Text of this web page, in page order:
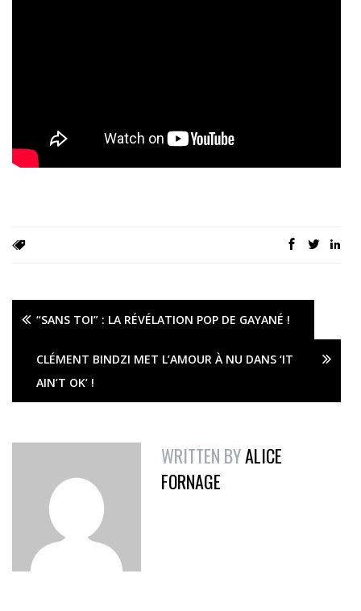
“SANS TOI” : LA RÉVÉLATION POP DE GAYANÉ !
CLÉMENT BINDZI MET L’AMOUR À NU DANS ‘IT
AIN’T OK’ !
WRITTEN BYALICE
FORNAGE